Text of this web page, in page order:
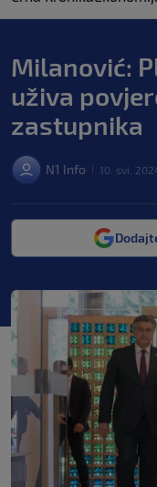
Milanović:
uživa
zastupnika
N1 Info 10. svi.